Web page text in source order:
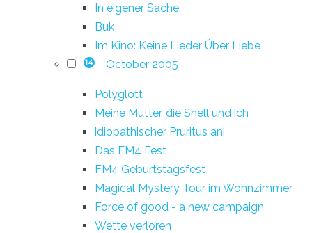
In eigener Sache
Buk
Im Kino: Keine Lieder Über Liebe
14 October 2005
Polyglott
Meine Mutter, die Shell und ich
idiopathischer Pruritus ani
Das FM4 Fest
FM4 Geburtstagsfest
Magical Mystery Tour im Wohnzimmer
Force of good - a new campaign
Wette verloren